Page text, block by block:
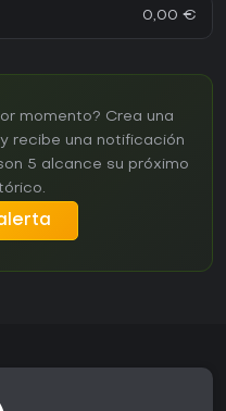
0,00 €
momento? Crea una
recibe una notificación
5 alcance su próximo